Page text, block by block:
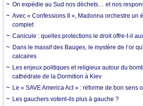
On expédie au Sud nos déchets… et nos
Avec « Confessions II », Madonna orchestre un
complet
Canicule : quelles protections le droit offre-t-il
Dans le massif des Bauges, le mystère de l’or
calcaires
Les enjeux politiques et religieux autour du
cathédrale de la Dormition à Kiev
Le « SAVE America Act » : réforme de bon
Les gauchers votent-ils plus à gauche ?